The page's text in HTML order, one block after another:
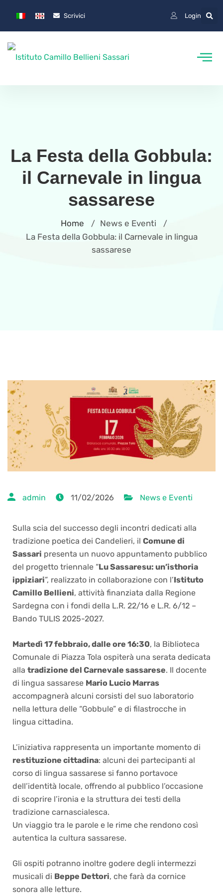
Scrivici Login
La Festa della Gobbula:
il Carnevale in lingua
sassarese
Home / News e Eventi /
La Festa della Gobbula: il Carnevale in lingua
sassarese
admin 11/02/2026 News e Eventi
Sulla scia del successo degli incontri dedicati alla
tradizione poetica dei Candelieri, il Comune di
Sassari presenta un nuovo appuntamento pubblico
del progetto triennale “Lu Sassaresu: un’isthoria
ippiziari”, realizzato in collaborazione con l’Istituto
Camillo Bellieni, attività finanziata dalla Regione
Sardegna con i fondi della L.R. 22/16 e L.R. 6/12 –
Bando TULIS 2025-2027.
Martedì 17 febbraio, dalle ore 16:30, la Biblioteca
Comunale di Piazza Tola ospiterà una serata dedicata
alla tradizione del Carnevale sassarese. Il docente
di lingua sassarese Mario Lucio Marras
accompagnerà alcuni corsisti del suo laboratorio
nella lettura delle “Gobbule” e di filastrocche in
lingua cittadina.
L’iniziativa rappresenta un importante momento di
restituzione cittadina: alcuni dei partecipanti al
corso di lingua sassarese si fanno portavoce
dell’identità locale, offrendo al pubblico l’occasione
di scoprire l’ironia e la struttura dei testi della
tradizione carnascialesca.
Un viaggio tra le parole e le rime che rendono così
autentica la cultura sassarese.
Gli ospiti potranno inoltre godere degli intermezzi
musicali di Beppe Dettori, che farà da cornice
sonora alle letture.